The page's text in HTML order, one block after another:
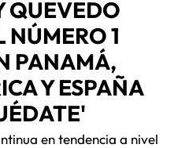
QUEVEDO
NÚMERO 1
PANAMÁ,
Y ESPAÑA
en tendencia a nivel